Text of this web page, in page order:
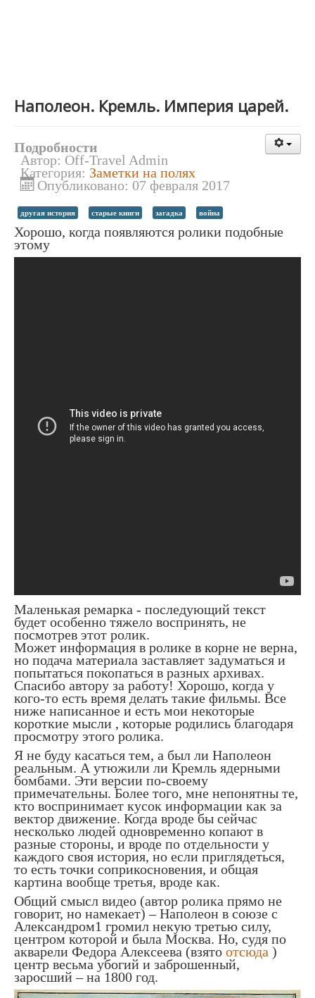
Наполеон. Кремль. Империя царей.
Подробности
Автор: Off-Travel Admin
Категория: Заметки на полях
Опубликовано: 07 февраля 2017
другая история старые книги загадка война
Хорошо, когда появляются ролики подобные
этому
Маленькая ремарка - последующий текст
будет особенно тяжело воспринять, не
посмотрев этот ролик.
Может информация в ролике в корне не верна,
но подача материала заставляет задуматься и
попытаться покопаться в разных архивах.
Спасибо автору за работу! Хорошо, когда у
кого-то есть время делать такие фильмы. Все
ниже написанное и есть мои некоторые
короткие мысли , которые родились благодаря
просмотру этого ролика.
Я не буду касаться тем, а был ли Наполеон
реальным. А утюжили ли Кремль ядерными
бомбами. Эти версии по-своему
примечательны. Более того, мне непонятны те,
кто воспринимает кусок информации как за
вектор движение. Когда вроде бы сейчас
несколько людей одновременно копают в
разные стороны, и вроде по отдельности у
каждого своя история, но если приглядеться,
то есть точки соприкосновения, и общая
картина вообще третья, вроде как.
Общий смысл видео (автор ролика прямо не
говорит, но намекает) – Наполеон в союзе с
Александром1 громил некую третью силу,
центром которой и была Москва. Но, судя по
акварели Федора Алексеева (взято отсюда )
центр весьма убогий и заброшенный,
заросший – на 1800 год.